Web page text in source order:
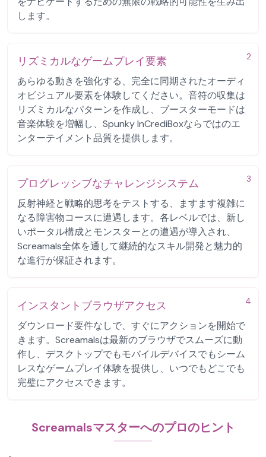
します。
2
リズミカルなゲームプレイ要素
あらゆる動きを強化する、完全に同期されたオーディ
オビジュアル要素を体験してください。音符の収集は
リズミカルなパターンを作成し、ブースターモードは
音楽体験を増幅し、Spunky InCrediBoxならではのエ
ンターテイメント品質を提供します。
3
プログレッシブなチャレンジシステム
反射神経と戦略的思考をテストする、ますます複雑に
なる障害物コースに遭遇します。各レベルでは、新し
いポータル構成とモンスターとの遭遇が導入され、
Screamals全体を通して継続的なスキル開発と魅力的
な進行が保証されます。
4
インスタントブラウザアクセス
ダウンロード要件なしで、すぐにアクションを開始で
きます。Screamalsは最新のブラウザでスムーズに動
作し、デスクトップでもモバイルデバイスでもシーム
レスなゲームプレイ体験を提供し、いつでもどこでも
完璧にアクセスできます。
Screamalsマスターへのプロのヒント